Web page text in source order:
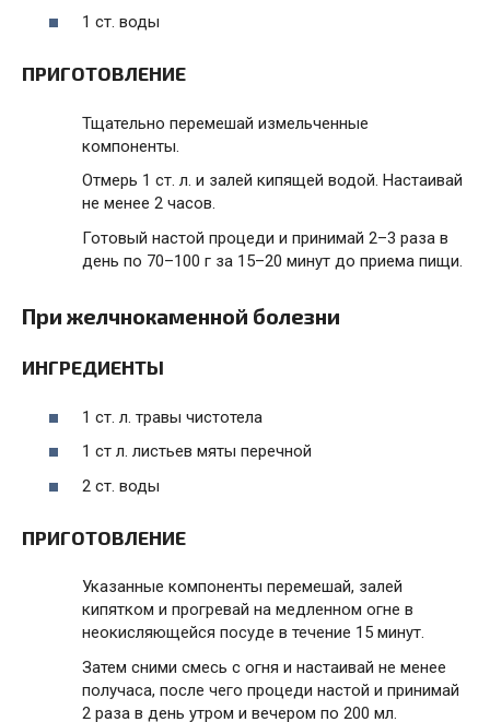
1 ст. воды
ПРИГОТОВЛЕНИЕ
Тщательно перемешай измельченные
компоненты.
Отмерь 1 ст. л. и залей кипящей водой. Настаивай
не менее 2 часов.
Готовый настой процеди и принимай 2–3 раза в
день по 70–100 г за 15–20 минут до приема пищи.
При желчнокаменной болезни
ИНГРЕДИЕНТЫ
1 ст. л. травы чистотела
1 ст л. листьев мяты перечной
2 ст. воды
ПРИГОТОВЛЕНИЕ
Указанные компоненты перемешай, залей
кипятком и прогревай на медленном огне в
неокисляющейся посуде в течение 15 минут.
Затем сними смесь с огня и настаивай не менее
получаса, после чего процеди настой и принимай
2 раза в день утром и вечером по 200 мл.